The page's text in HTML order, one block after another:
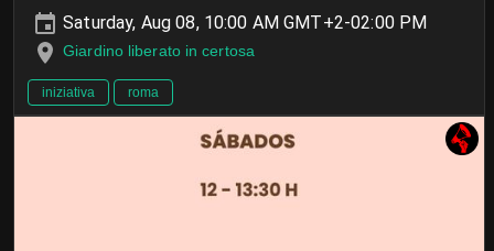
Saturday, Aug 08, 10:00 AM GMT+2-02:00 PM
Giardino liberato in certosa
iniziativa roma